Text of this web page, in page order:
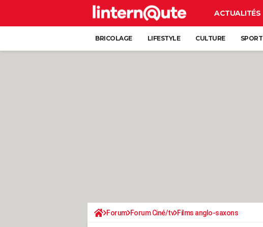
ACTUALITÉS
BRICOLAGE LIFESTYLE CULTURE SPORT
Forum Forum Ciné/tv Films anglo-saxons